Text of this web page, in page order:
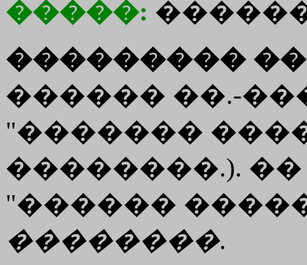
�����:
���������
������ ��.-
"�������
��������.).
"������
��������.